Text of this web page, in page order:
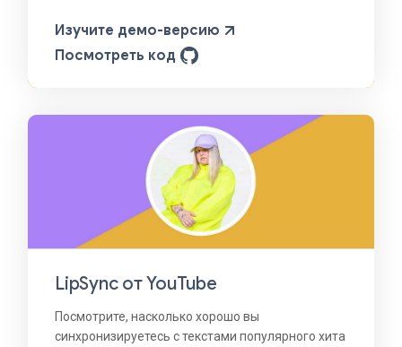
Изучите демо-версию
Посмотреть код
LipSync от YouTube
Посмотрите, насколько хорошо вы
синхронизируетесь с текстами популярного хита